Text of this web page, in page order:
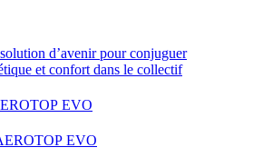
d’avenir pour conjuguer
et confort dans le collectif
EVO
EVO